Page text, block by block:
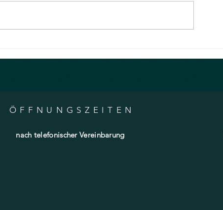
Falls ein Stoff...
den Blog hab ich...
ÖFFNUNGSZEITE N
nach telefonischer Vereinbarung